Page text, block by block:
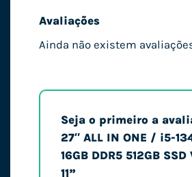
Avaliações
Ainda não existem
Seja o primeiro a
27″ ALL IN ONE / i5-
16GB DDR5 512GB
11”